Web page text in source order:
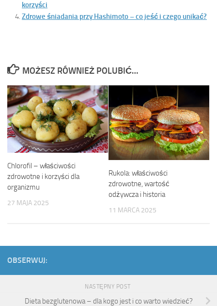
korzyści
Zdrowe śniadania przy Hashimoto – co jeść i czego unikać?
MOŻESZ RÓWNIEŻ POLUBIĆ…
Chlorofil – właściwości
zdrowotne i korzyści dla
organizmu
27 MAJA 2025
Rukola: właściwości
zdrowotne, wartość
odżywcza i historia
11 MARCA 2025
OBSERWUJ:
NASTĘPNY POST
Dieta bezglutenowa – dla kogo jest i co warto wiedzieć?